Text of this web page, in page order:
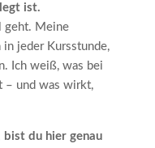
ist.
geht. Meine
jeder Kursstunde,
Ich weiß, was bei
– und was wirkt,
du hier genau